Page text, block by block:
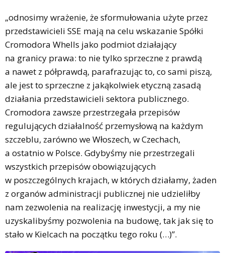
„odnosimy wrażenie, że sformułowania użyte przez
przedstawicieli SSE mają na celu wskazanie Spółki
Cromodora Whells jako podmiot działający
na granicy prawa: to nie tylko sprzeczne z prawdą
a nawet z półprawdą, parafrazując to, co sami piszą,
ale jest to sprzeczne z jakąkolwiek etyczną zasadą
działania przedstawicieli sektora publicznego.
Cromodora zawsze przestrzegała przepisów
regulujących działalność przemysłową na każdym
szczeblu, zarówno we Włoszech, w Czechach,
a ostatnio w Polsce. Gdybyśmy nie przestrzegali
wszystkich przepisów obowiązujących
w poszczególnych krajach, w których działamy, żaden
z organów administracji publicznej nie udzieliłby
nam zezwolenia na realizację inwestycji, a my nie
uzyskalibyśmy pozwolenia na budowę, tak jak się to
stało w Kielcach na początku tego roku (…)”.